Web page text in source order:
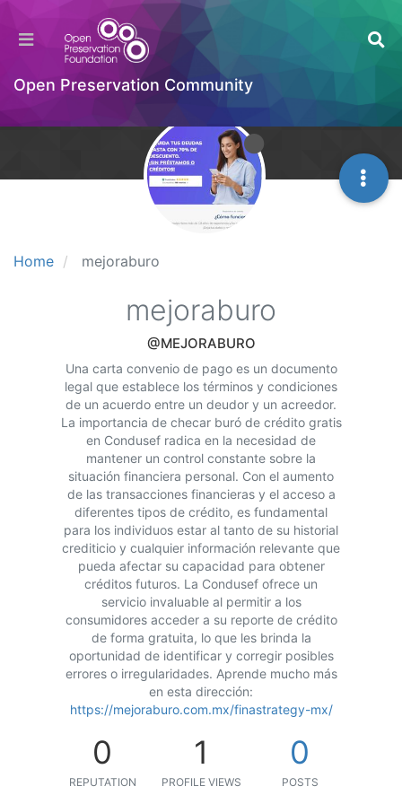
Open Preservation Community
Home mejoraburo
mejoraburo
@MEJORABURO
Una carta convenio de pago es un documento
legal que establece los términos y condiciones
de un acuerdo entre un deudor y un acreedor.
La importancia de checar buró de crédito gratis
en Condusef radica en la necesidad de
mantener un control constante sobre la
situación financiera personal. Con el aumento
de las transacciones financieras y el acceso a
diferentes tipos de crédito, es fundamental
para los individuos estar al tanto de su historial
crediticio y cualquier información relevante que
pueda afectar su capacidad para obtener
créditos futuros. La Condusef ofrece un
servicio invaluable al permitir a los
consumidores acceder a su reporte de crédito
de forma gratuita, lo que les brinda la
oportunidad de identificar y corregir posibles
errores o irregularidades. Aprende mucho más
en esta dirección:
https://mejoraburo.com.mx/finastrategy-mx/
0
REPUTATION
1
PROFILE VIEWS
0
POSTS